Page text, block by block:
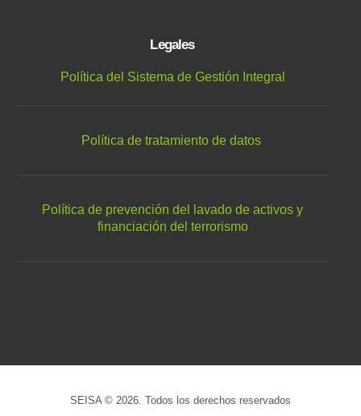
Legales
Política del Sistema de Gestión Integral
Política de tratamiento de datos
Política de prevención del lavado de activos y
financiación del terrorismo
SEISA © 2026. Todos los derechos reservados